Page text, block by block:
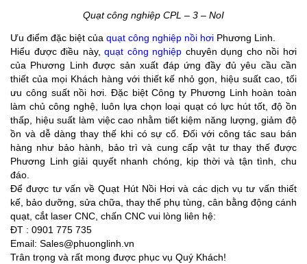
Quạt công nghiệp CPL – 3 – NoI
Ưu điểm đặc biệt của quạt công nghiệp nồi hơi Phương Linh.
Hiểu được điều này,quạt công nghiệp chuyên dụng cho nồi hơi
của Phương Linh được sản xuất đáp ứng đầy đủ yêu cầu cần
thiết của mọi Khách hàng với thiết kế nhỏ gọn, hiệu suất cao, tối
ưu công suất nồi hơi. Đặc biệt Công ty Phương Linh hoàn toàn
làm chủ công nghệ, luôn lựa chọn loại quạt có lực hút tốt, độ ồn
thấp, hiệu suất làm việc cao nhằm tiết kiệm năng lượng, giảm độ
ồn và dễ dàng thay thế khi có sự cố. Đối với công tác sau bán
hàng như bảo hành, bảo trì và cung cấp vật tư thay thế được
Phương Linh giải quyết nhanh chóng, kịp thời và tận tình, chu
đáo.
Để được tư vấn về Quạt Hút Nồi Hơi và các dịch vụ tư vấn thiết
kế, bảo dưỡng, sửa chữa, thay thế phụ tùng, cân bằng động cánh
quạt, cắt laser CNC, chấn CNC vui lòng liên hệ:
ĐT : 0901 775 735
Email: Sales@phuonglinh.vn
Trân trọng và rất mong được phục vụ Quý Khách!